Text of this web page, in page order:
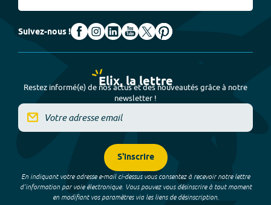
Suivez-nous !
Elix, la lettre
Restez informé(e) de nos actus et des nouveautés grâce à notre
newsletter !
S'inscrire
En indiquant votre adresse e-mail ci-dessus vous consentez à recevoir notre lettre
d’information par voie électronique. Vous pouvez vous désinscrire à tout moment
en modifiant vos paramètres via les liens de désinscription.